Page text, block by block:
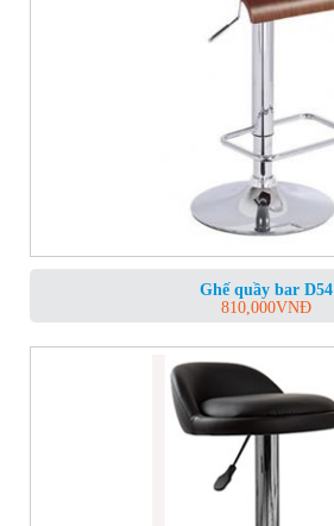
Ghế quầy bar D54
810,000VNĐ